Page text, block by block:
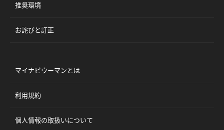
推奨環境
お詫びと訂正
マイナビウーマンとは
利用規約
個人情報の取扱いについて